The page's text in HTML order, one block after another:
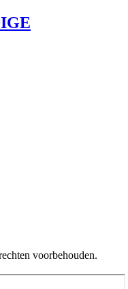
voorbehouden.